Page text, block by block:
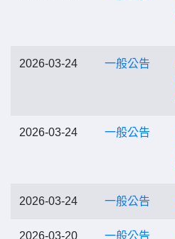
2026-03-24 一般公告
2026-03-24 一般公告
2026-03-24 一般公告
2026-03-20 一般公告